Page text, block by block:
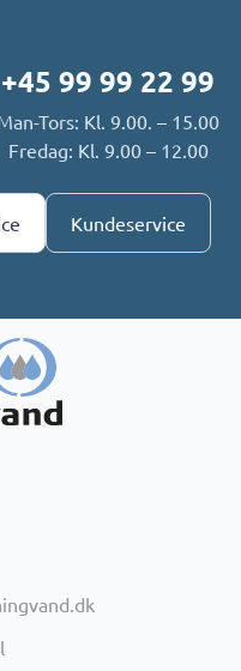
+45 99 99 22 99
Tors: Kl. 9.00. – 15.00
Fredag: Kl. 9.00 – 12.00
Kundeservice